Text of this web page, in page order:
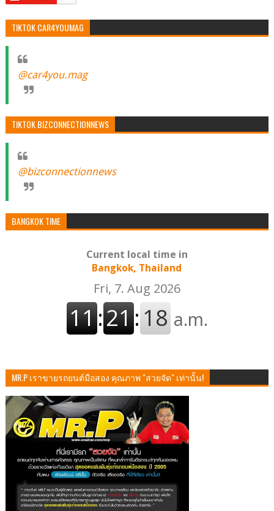
TIKTOK CAR4YOUMAG
@car4you.mag
TIKTOK BIZCONNECTIONNEWS
@bizconnectionnews
BANGKOK TIME
Current local time in
Bangkok, Thailand
MR.P เราขายรถยนต์มือสอง คุณภาพ "สวยจัด" เท่านั้น!